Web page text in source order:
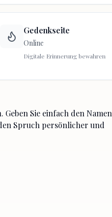
Gedenkseite
Online
Digitale Erinnerung bewahren
Sie einfach den Namen
Spruch persönlicher und